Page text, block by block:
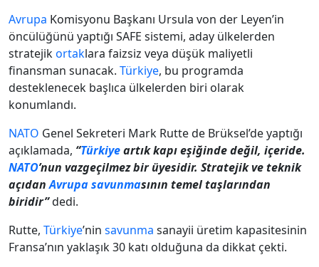
Avrupa Komisyonu Başkanı Ursula von der Leyen’in
öncülüğünü yaptığı SAFE sistemi, aday ülkelerden
stratejikortaklara faizsiz veya düşük maliyetli
finansman sunacak. Türkiye, bu programda
desteklenecek başlıca ülkelerden biri olarak
konumlandı.
NATO Genel Sekreteri Mark Rutte de Brüksel’de yaptığı
açıklamada, “Türkiyeartık kapı eşiğinde değil, içeride.
NATO’nun vazgeçilmez bir üyesidir. Stratejik ve teknik
açıdanAvrupasavunmasının temel taşlarından
biridir”dedi.
Rutte, Türkiye’nin savunma sanayii üretim kapasitesinin
Fransa’nın yaklaşık 30 katı olduğuna da dikkat çekti.